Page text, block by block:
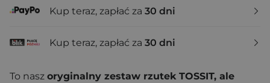
Kup teraz, zapłać za 30 dni
Kup teraz, zapłać za 30 dni
To nasz oryginalny zestaw rzutek TOSSIT, ale